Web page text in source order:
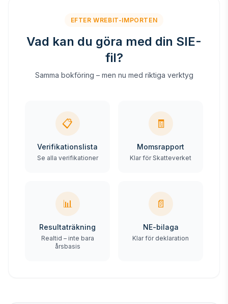
EFTER WREBIT-IMPORTEN
Vad kan du göra med din SIE-
fil?
Samma bokföring – men nu med riktiga verktyg
📋
Verifikationslista
Se alla verifikationer
🧾
Momsrapport
Klar för Skatteverket
📊
Resultaträkning
Realtid – inte bara
årsbasis
📄
NE-bilaga
Klar för deklaration